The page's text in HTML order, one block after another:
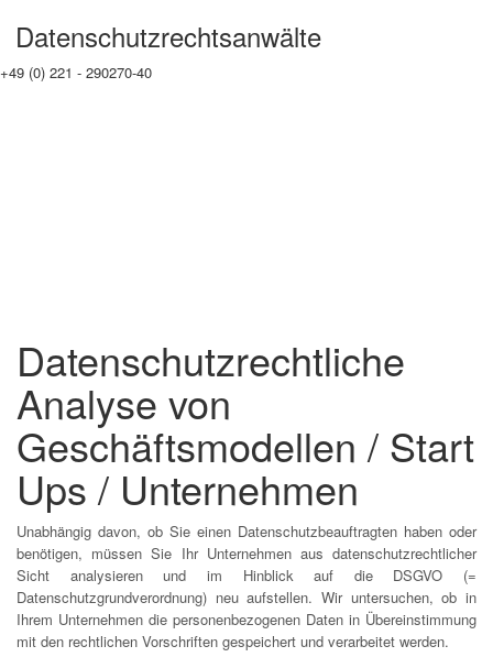
Datenschutzrechtsanwälte
+49 (0) 221 - 290270-40
Datenschutzrechtliche
Analyse von
Geschäftsmodellen / Start
Ups / Unternehmen
Unabhängig davon, ob Sie einen Datenschutzbeauftragten haben oder
benötigen, müssen Sie Ihr Unternehmen aus datenschutzrechtlicher
Sicht analysieren und im Hinblick auf die DSGVO (=
Datenschutzgrundverordnung) neu aufstellen. Wir untersuchen, ob in
Ihrem Unternehmen die personenbezogenen Daten in Übereinstimmung
mit den rechtlichen Vorschriften gespeichert und verarbeitet werden.